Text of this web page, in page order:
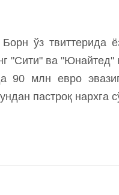
ўз твиттерида
"Сити" ва "Юнайтед"
90 млн евро
пастроқ нархга